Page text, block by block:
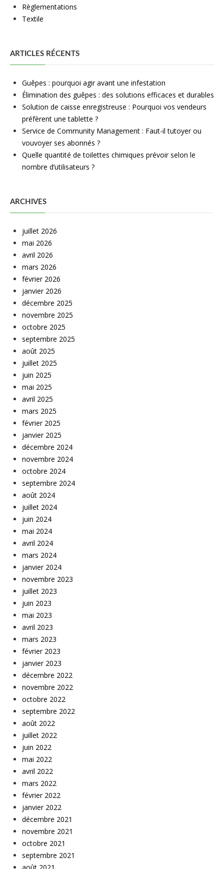
Règlementations
Textile
ARTICLES RÉCENTS
Guêpes : pourquoi agir avant une infestation
Élimination des guêpes : des solutions efficaces et durables
Solution de caisse enregistreuse : Pourquoi vos vendeurs
préfèrent une tablette ?
Service de Community Management : Faut-il tutoyer ou
vouvoyer ses abonnés ?
Quelle quantité de toilettes chimiques prévoir selon le
nombre d’utilisateurs ?
ARCHIVES
juillet 2026
mai 2026
avril 2026
mars 2026
février 2026
janvier 2026
décembre 2025
novembre 2025
octobre 2025
septembre 2025
août 2025
juillet 2025
juin 2025
mai 2025
avril 2025
mars 2025
février 2025
janvier 2025
décembre 2024
novembre 2024
octobre 2024
septembre 2024
août 2024
juillet 2024
juin 2024
mai 2024
avril 2024
mars 2024
janvier 2024
novembre 2023
juillet 2023
juin 2023
mai 2023
avril 2023
mars 2023
février 2023
janvier 2023
décembre 2022
novembre 2022
octobre 2022
septembre 2022
août 2022
juillet 2022
juin 2022
mai 2022
avril 2022
mars 2022
février 2022
janvier 2022
décembre 2021
novembre 2021
octobre 2021
septembre 2021